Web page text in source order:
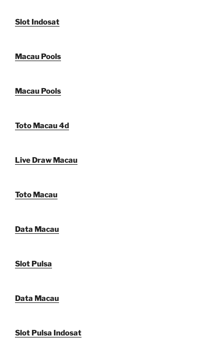
Slot Indosat
Macau Pools
Macau Pools
Toto Macau 4d
Live Draw Macau
Toto Macau
Data Macau
Slot Pulsa
Data Macau
Slot Pulsa Indosat